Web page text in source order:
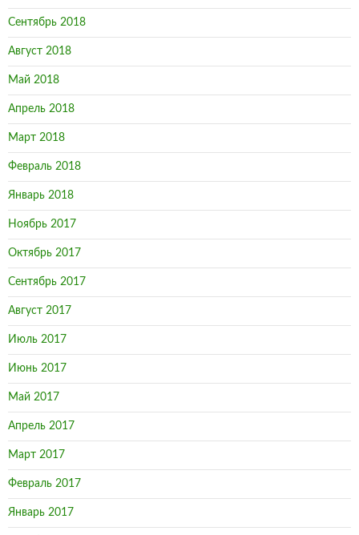
Сентябрь 2018
Август 2018
Май 2018
Апрель 2018
Март 2018
Февраль 2018
Январь 2018
Ноябрь 2017
Октябрь 2017
Сентябрь 2017
Август 2017
Июль 2017
Июнь 2017
Май 2017
Апрель 2017
Март 2017
Февраль 2017
Январь 2017